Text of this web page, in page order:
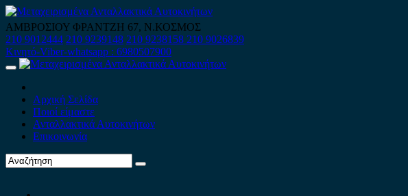
Skip
to
content
ΑΜΒΡΟΣΙΟΥ ΦΡΑΝΤΖΗ 67, Ν.ΚΟΣΜΟΣ
210 9012444 210 9239148 210 9238158 210 9026839
Κινητό-Viber-whatsapp : 6980507900
Primary
Αρχική Σελίδα
Ποιοί είμαστε
Ανταλλακτικά Αυτοκινήτων
Επικοινωνία